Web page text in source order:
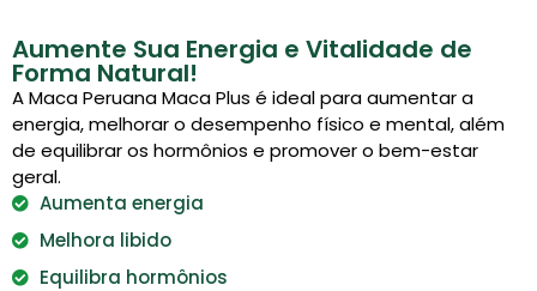
Aumente Sua Energia e Vitalidade de
Forma Natural!
A Maca Peruana Maca Plus é ideal para aumentar a
energia, melhorar o desempenho físico e mental, além
de equilibrar os hormônios e promover o bem-estar
geral.
Aumenta energia
Melhora libido
Equilibra hormônios